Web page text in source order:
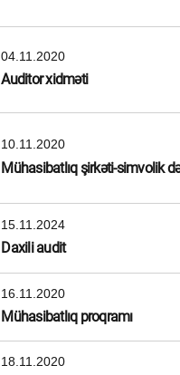
04.11.2020
Auditor xidməti
10.11.2020
Mühasibatlıq şirkəti-simvolik
15.11.2024
Daxili audit
16.11.2020
Mühasibatlıq proqramı
18.11.2020